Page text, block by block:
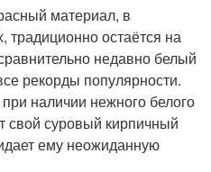
материал, в
традиционно остаётся на
недавно белый
рекорды популярности.
наличии нежного белого
свой суровый кирпичный
ему неожиданную